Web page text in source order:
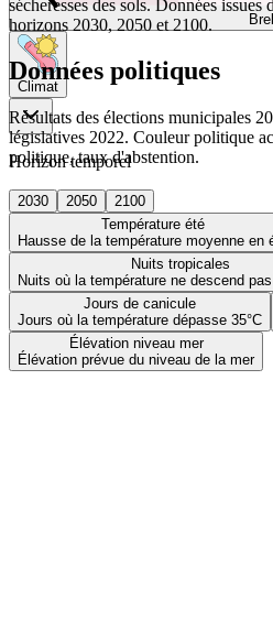
Climat
Horizon temporel
2030 2050
2100
Température été
Hausse de la température moyenne en
Nuits tropicales
Nuits où la température ne descend
Jours de canicule
Jours où la température dépasse 35°C
Élévation niveau mer
Élévation prévue du niveau de la mer
sécheresses des sols. Données
horizons 2030, 2050 et 2100.
Données politiques
Résultats des élections municipales
législatives 2022. Couleur politique
politique, taux d'abstention.